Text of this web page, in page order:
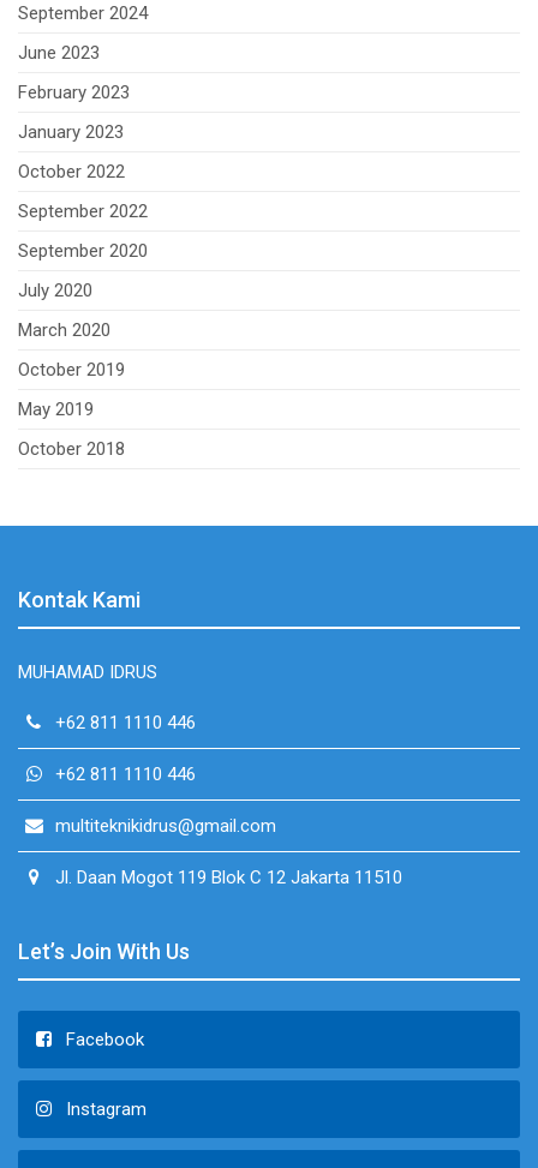
September 2024
June 2023
February 2023
January 2023
October 2022
September 2022
September 2020
July 2020
March 2020
October 2019
May 2019
October 2018
Kontak Kami
MUHAMAD IDRUS
+62 811 1110 446
+62 811 1110 446
multiteknikidrus@gmail.com
Jl. Daan Mogot 119 Blok C 12 Jakarta 11510
Let’s Join With Us
Facebook
Instagram